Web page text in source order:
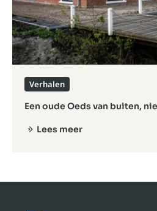
Een oude Oeds van buiten,
Verhalen
Lees meer